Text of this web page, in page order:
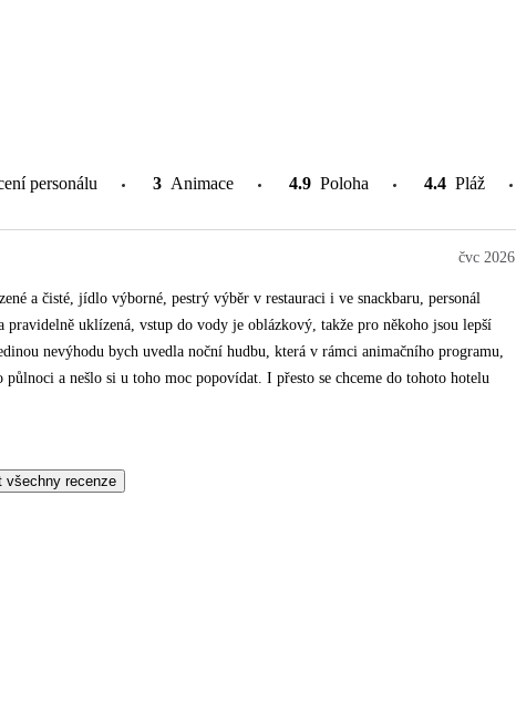
personálu 3 Animace 4.9 Poloha 4.4 Pláž
čvc 2026
a čisté, jídlo výborné, pestrý výběr v restauraci i ve snackbaru, personál
uklízená, vstup do vody je oblázkový, takže pro někoho jsou lepší
nevýhodu bych uvedla noční hudbu, která v rámci animačního programu,
a nešlo si u toho moc popovídat. I přesto se chceme do tohoto hotelu
všechny recenze